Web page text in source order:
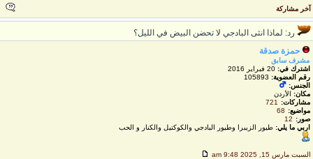
آخر مشاركة
رد: لماذا انثى البادجي لا تحضن البيض في الليل؟
حمزة صدقة
مشرف سابق
اشترك في:20 فبراير 2016
رقم العضوية:105893
الجنس:
مكان:الأردن
مشاركات:
721
مواضيع:
68
صور:
12
اربي ما يلي:طيور الزيبرا وطيور البادجي والكوكتيل والكنار و الحب
السبت مارس 15, 2025 9:48 am